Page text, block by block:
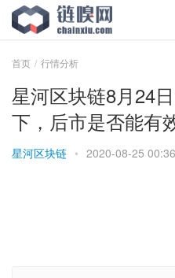
首页 行情分析
星河区块链8月24
下，后市是否能有
星河区块链 • 2020-08-25 00:36